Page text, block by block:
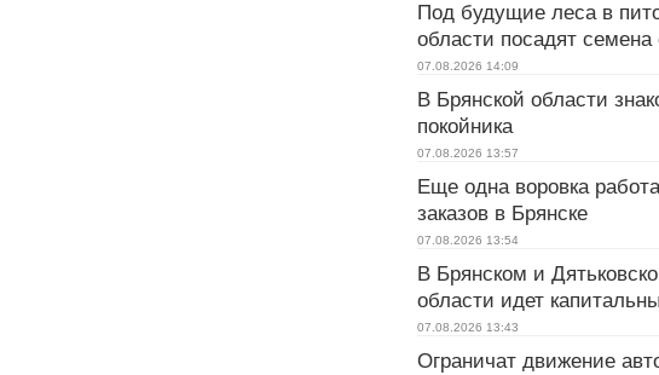
Под будущие леса в
области посадят
07.08.2026 14:09
В Брянской области
покойника
07.08.2026 13:57
Еще одна воровка
заказов в Брянске
07.08.2026 13:54
В Брянском и
области идет
07.08.2026 13:43
Ограничат движение